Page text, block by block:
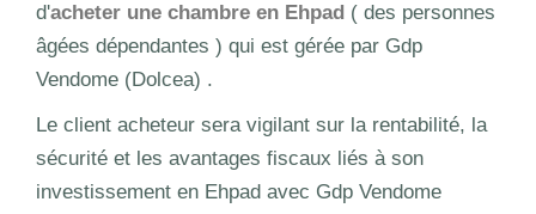
d'acheter une chambre en Ehpad ( des personnes
âgées dépendantes ) qui est gérée par Gdp
Vendome (Dolcea) .
Le client acheteur sera vigilant sur la rentabilité, la
sécurité et les avantages fiscaux liés à son
investissement en Ehpad avec Gdp Vendome